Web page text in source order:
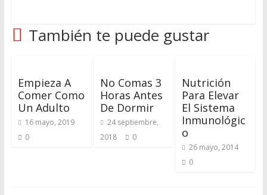
También te puede gustar
Empieza A
Comer Como
Un Adulto
16 mayo, 2019
0
No Comas 3
Horas Antes
De Dormir
24 septiembre,
2018
0
Nutrición
Para Elevar
El Sistema
Inmunológic
O
26 mayo, 2014
0